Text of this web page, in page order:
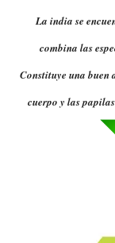
La india se
combina las
Constituye una buen
cuerpo y las